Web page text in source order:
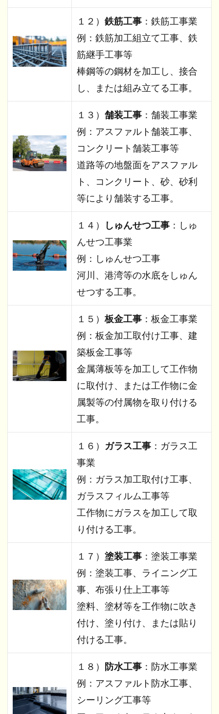
１２） 鉄筋工事 ：鉄筋工事業
例：鉄筋加工組立て工事、鉄
筋継手工事等
棒鋼等の鋼材を加工し、接合
し、または組み立てる工事。
１３） 舗装工事 ：舗装工事業
例：アスファルト舗装工事、
コンクリート舗装工事等
道路等の地盤面をアスファル
ト、コンクリート、砂、砂利
等により舗装する工事。
１４） しゅんせつ工事 ：しゅ
んせつ工事業
例：しゅんせつ工事
河川、港湾等の水底をしゅん
せつする工事。
１５）板金工事 ：板金工事業
例：板金加工取付け工事、建
築板金工事等
金属薄板等を加工して工作物
に取付け、または工作物に金
属製等の付属物を取り付ける
工事。
１６） ガラス工事 ：ガラス工
事業
例：ガラス加工取付け工事、
ガラスフィルム工事等
工作物にガラスを加工して取
り付ける工事。
１７） 塗装工事 ：塗装工事業
例：塗装工事、ライニング工
事、布張り仕上工事等
塗料、塗材等を工作物に吹き
付け、塗り付け、または貼り
付ける工事。
１８） 防水工事 ：防水工事業
例：アスファルト防水工事、
シーリング工事等